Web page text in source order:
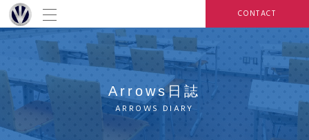
CONTACT
Arrows日誌
ARROWS DIARY